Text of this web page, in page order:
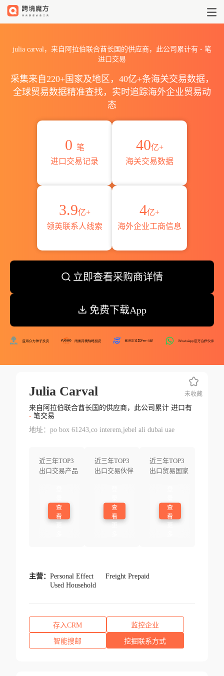
julia carval，来自阿拉伯联合酋长国的供应商，此公司累计有 - 笔
进口交易
采集来自220+国家及地区，40亿+条海关交易数据，
全球贸易数据精准查找，实时追踪海外企业贸易动
态
0 笔
进口交易记录
40亿+
海关交易数据
3.9亿+
领英联系人线索
4亿+
海外企业工商信息
立即查看采购商详情
免费下载App
Julia Carval
来自阿拉伯联合酋长国的供应商，此公司累计 进口有
-笔交易
地址：po box 61243,co interem,jebel ali dubai uae
近三年TOP3
出口交易产品
查
看
近三年TOP3
出口交易伙伴
查
看
近三年TOP3
出口贸易国家
查
看
未收藏
主营： Personal Effect
Freight Prepaid
Used Household
存入CRM 监控企业
智能搜邮 挖掘联系方式